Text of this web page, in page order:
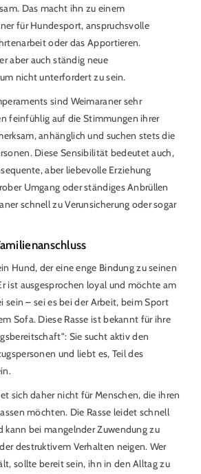
Das macht ihn zu einem
für Hundesport, anspruchsvolle
oder das Apportieren.
aber auch ständig neue
nicht unterfordert zu sein.
sind Weimaraner sehr
feinfühlig auf die Stimmungen ihrer
anhänglich und suchen stets die
Diese Sensibilität bedeutet auch,
aber liebevolle Erziehung
Umgang oder ständiges Anbrüllen
schnell zu Verunsicherung oder sogar
Hund, der eine enge Bindung zu seinen
ist ausgesprochen loyal und möchte am
sein – sei es bei der Arbeit, beim Sport
Sofa. Diese Rasse ist bekannt für ihre
Sie sucht aktiv den
und liebt es, Teil des
sich daher nicht für Menschen, die ihren
möchten. Die Rasse leidet schnell
kann bei mangelnder Zuwendung zu
destruktivem Verhalten neigen. Wer
sollte bereit sein, ihn in den Alltag zu